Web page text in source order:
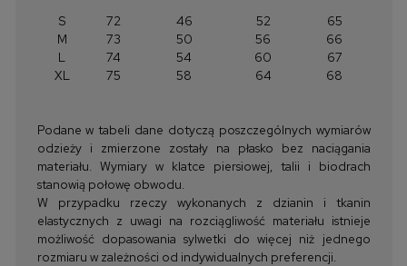
S 72 46 52
65
M
73 50 56
66
L
74 54 60
67
XL
75 58 64 68
Podane w tabeli dane dotyczą poszczególnych wymiarów
odzieży i zmierzone zostały na płasko bez naciągania
materiału. Wymiary w klatce piersiowej, talii i biodrach
stanowią połowę obwodu.
W przypadku rzeczy wykonanych z dzianin i tkanin
elastycznych z uwagi na rozciągliwość materiału istnieje
możliwość dopasowania sylwetki do więcej niż jednego
rozmiaru w zależności od indywidualnych preferencji.